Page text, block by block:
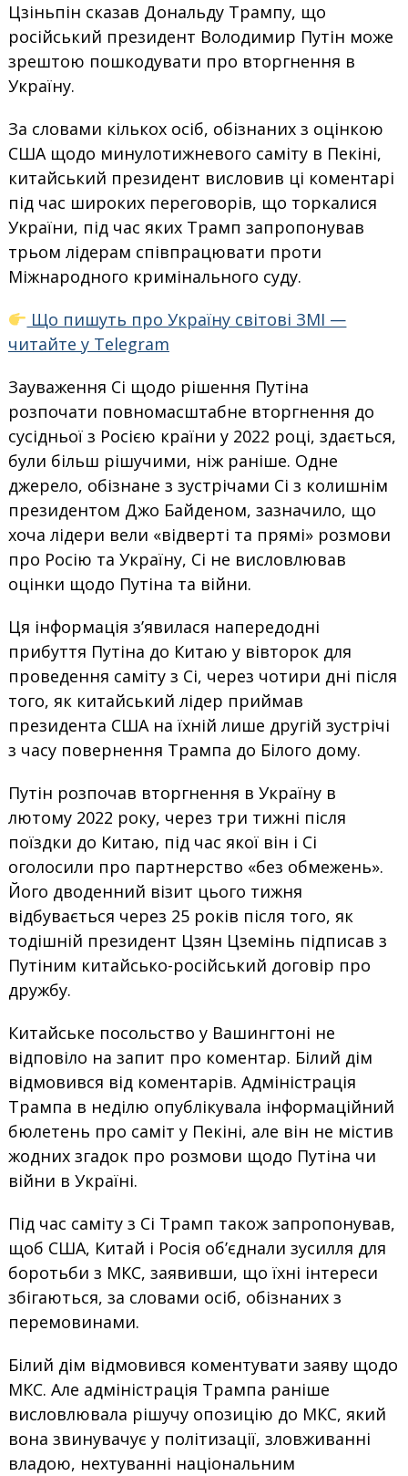
Цзіньпін сказав Дональду Трампу, що
російський президент Володимир Путін може
зрештою пошкодувати про вторгнення в
Україну.
За словами кількох осіб, обізнаних з оцінкою
США щодо минулотижневого саміту в Пекіні,
китайський президент висловив ці коментарі
під час широких переговорів, що торкалися
України, під час яких Трамп запропонував
трьом лідерам співпрацювати проти
Міжнародного кримінального суду.
Що пишуть про Україну світові ЗМІ —
читайте у Telegram
Зауваження Сі щодо рішення Путіна
розпочати повномасштабне вторгнення до
сусідньої з Росією країни у 2022 році, здається,
були більш рішучими, ніж раніше. Одне
джерело, обізнане з зустрічами Сі з колишнім
президентом Джо Байденом, зазначило, що
хоча лідери вели «відверті та прямі» розмови
про Росію та Україну, Сі не висловлював
оцінки щодо Путіна та війни.
Ця інформація з’явилася напередодні
прибуття Путіна до Китаю у вівторок для
проведення саміту з Сі, через чотири дні після
того, як китайський лідер приймав
президента США на їхній лише другій зустрічі
з часу повернення Трампа до Білого дому.
Путін розпочав вторгнення в Україну в
лютому 2022 року, через три тижні після
поїздки до Китаю, під час якої він і Сі
оголосили про партнерство «без обмежень».
Його дводенний візит цього тижня
відбувається через 25 років після того, як
тодішній президент Цзян Цземінь підписав з
Путіним китайсько-російський договір про
дружбу.
Китайське посольство у Вашингтоні не
відповіло на запит про коментар. Білий дім
відмовився від коментарів. Адміністрація
Трампа в неділю опублікувала інформаційний
бюлетень про саміт у Пекіні, але він не містив
жодних згадок про розмови щодо Путіна чи
війни в Україні.
Під час саміту з Сі Трамп також запропонував,
щоб США, Китай і Росія об’єднали зусилля для
боротьби з МКС, заявивши, що їхні інтереси
збігаються, за словами осіб, обізнаних з
перемовинами.
Білий дім відмовився коментувати заяву щодо
МКС. Але адміністрація Трампа раніше
висловлювала рішучу опозицію до МКС, який
вона звинувачує у політизації, зловживанні
владою, нехтуванні національним